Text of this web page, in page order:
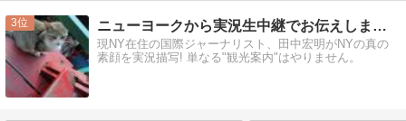
3 ニューヨークから実況生中継でお伝えします!!!
現NY在住の国際ジャーナリスト、田中宏明がNYの真の
素顔を実況描写! 単なる"観光案内"はやりません。